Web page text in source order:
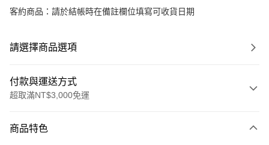
客約商品：請於結帳時在備註欄位填寫可收貨日期
請選擇商品選項
付款與運送方式
超取滿NT$3,000免運
信用卡一次付款
商品特色